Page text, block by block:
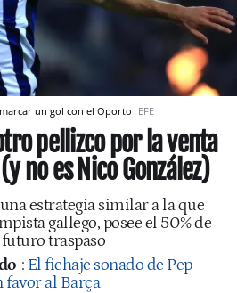
un gol con el Oporto EFE
pellizco por la venta
no es Nico González)
estrategia similar a la que
gallego, posee el 50% de
traspaso
: El fichaje sonado de Pep
favor al Barça